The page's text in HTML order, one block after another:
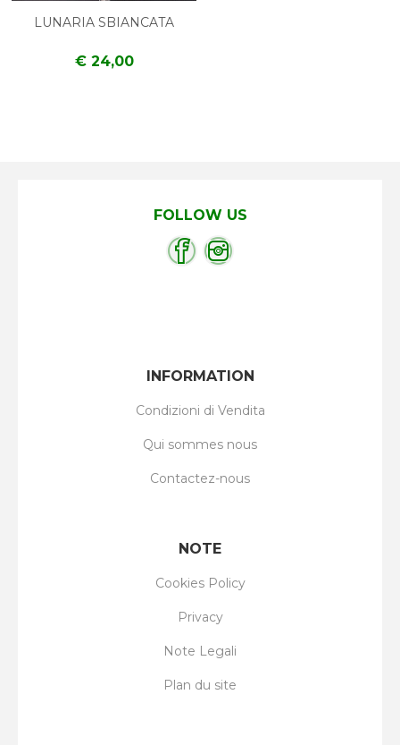
LUNARIA SBIANCATA
€ 24,00
FOLLOW US
INFORMATION
Condizioni di Vendita
Qui sommes nous
Contactez-nous
NOTE
Cookies Policy
Privacy
Note Legali
Plan du site